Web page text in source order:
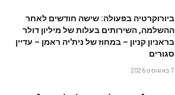
ביורוקרטיה בפעולה: שישה חודשים לאחר
ההשלמה, השירותים בעלות של מיליון דולר
בראניון קניון – במחוז של נית'יה ראמן – עדיין
סגורים
7 באוגוסט 2026